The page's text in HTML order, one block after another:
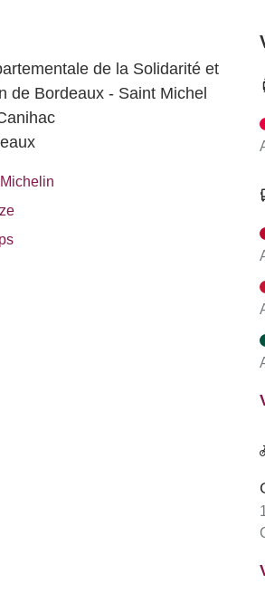
de la Solidarité et
de Bordeaux - Saint Michel